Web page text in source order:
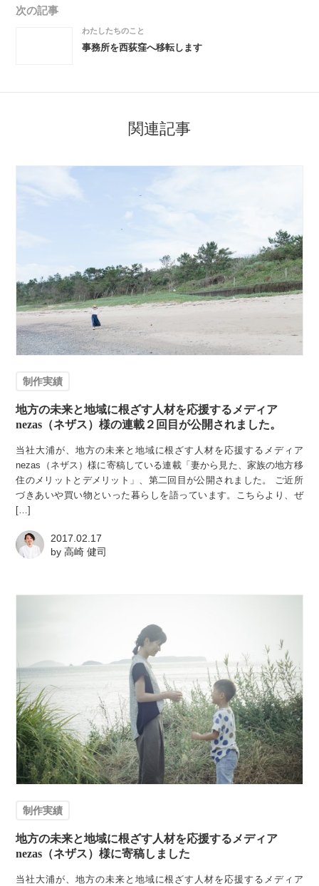
次の記事
わたしたちのこと
事務所を西荻窪へ移転します
関連記事
制作実績
地方の未来と地域に根ざす人材を応援するメディア
nezas（ネザス）様の連載２回目が公開されました。
当社大浦が、地方の未来と地域に根ざす人材を応援するメディア
nezas（ネザス）様に寄稿している連載「妻から見た、家族の地方移
住のメリットとデメリット」、第二回目が公開されました。 ご近所
づきあいや買い物といった暮らしを語っています。こちらより、ぜ
[…]
2017.02.17
by高崎 健司
制作実績
地方の未来と地域に根ざす人材を応援するメディア
nezas（ネザス）様に寄稿しました
当社大浦が、地方の未来と地域に根ざす人材を応援するメディア